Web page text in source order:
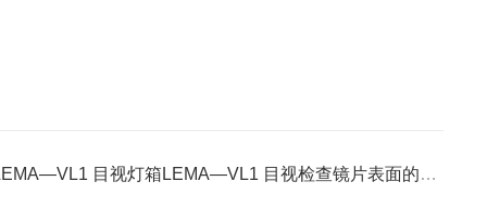
目视灯箱LEMA—VL1 目视检查镜片表面的缺陷